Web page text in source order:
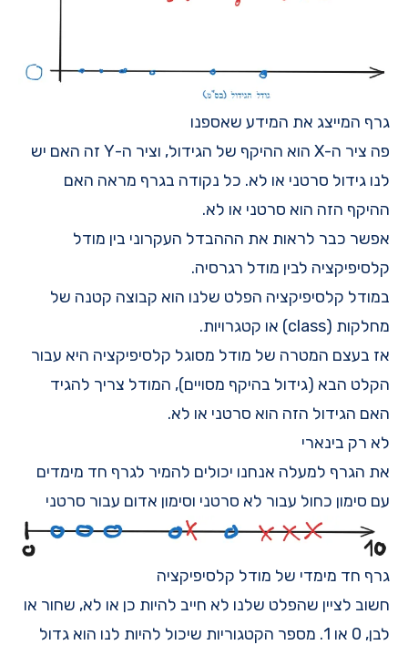
גרף המייצג את המידע שאספנו
פה ציר ה-X הוא ההיקף של הגידול, וציר ה-Y זה האם יש
לנו גידול סרטני או לא. כל נקודה בגרף מראה האם
ההיקף הזה הוא סרטני או לא.
אפשר כבר לראות את הההבדל העקרוני בין מודל
קלסיפיקציה לבין מודל רגרסיה.
במודל קלסיפיקציה הפלט שלנו הוא קבוצה קטנה של
מחלקות (class) או קטגרויות.
אז בעצם המטרה של מודל מסוגל קלסיפיקציה היא עבור
הקלט הבא (גידול בהיקף מסויים), המודל צריך להגיד
האם הגידול הזה הוא סרטני או לא.
לא רק בינארי
את הגרף למעלה אנחנו יכולים להמיר לגרף חד מימדים
עם סימון כחול עבור לא סרטני וסימון אדום עבור סרטני
גרף חד מימדי של מודל קלסיפיקציה
חשוב לציין שהפלט שלנו לא חייב להיות כן או לא, שחור או
לבן, 0 או 1. מספר הקטגוריות שיכול להיות לנו הוא גדול